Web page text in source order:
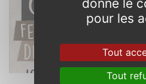
donne le
pour les
Tout
Tout